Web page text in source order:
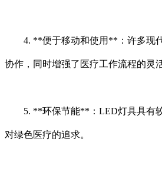
4. **便于移动和使用**：许多现代
协作，同时增强了医疗工作流程的灵
5. **环保节能**：LED灯具具有较
对绿色医疗的追求。